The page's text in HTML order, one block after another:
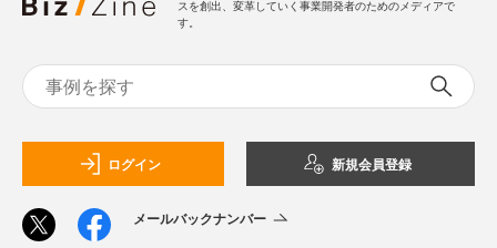
スを創出、変革していく事業開発者のためのメディアで
す。
ログイン 新規会員登録
メールバックナンバー